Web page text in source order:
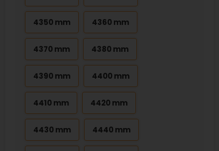
4350 mm 4360 mm
4370 mm 4380 mm
4390 mm 4400 mm
4410 mm 4420 mm
4430 mm 4440 mm